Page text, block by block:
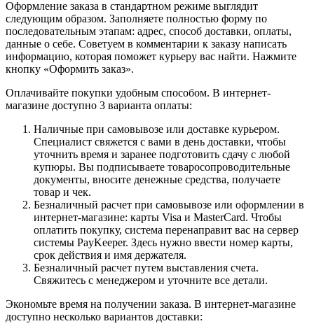
Оформление заказа в стандартном режиме выглядит
следующим образом. Заполняете полностью форму по
последовательным этапам: адрес, способ доставки, оплаты,
данные о себе. Советуем в комментарии к заказу написать
информацию, которая поможет курьеру вас найти. Нажмите
кнопку «Оформить заказ».
Оплачивайте покупки удобным способом. В интернет-
магазине доступно 3 варианта оплаты:
Наличные при самовывозе или доставке курьером.
Специалист свяжется с вами в день доставки, чтобы
уточнить время и заранее подготовить сдачу с любой
купюры. Вы подписываете товаросопроводительные
документы, вносите денежные средства, получаете
товар и чек.
Безналичный расчет при самовывозе или оформлении в
интернет-магазине: карты Visa и MasterCard. Чтобы
оплатить покупку, система перенаправит вас на сервер
системы PayKeeper. Здесь нужно ввести номер карты,
срок действия и имя держателя.
Безналичный расчет путем выставления счета.
Свяжитесь с менеджером и уточните все детали.
Экономьте время на получении заказа. В интернет-магазине
доступно несколько вариантов доставки: